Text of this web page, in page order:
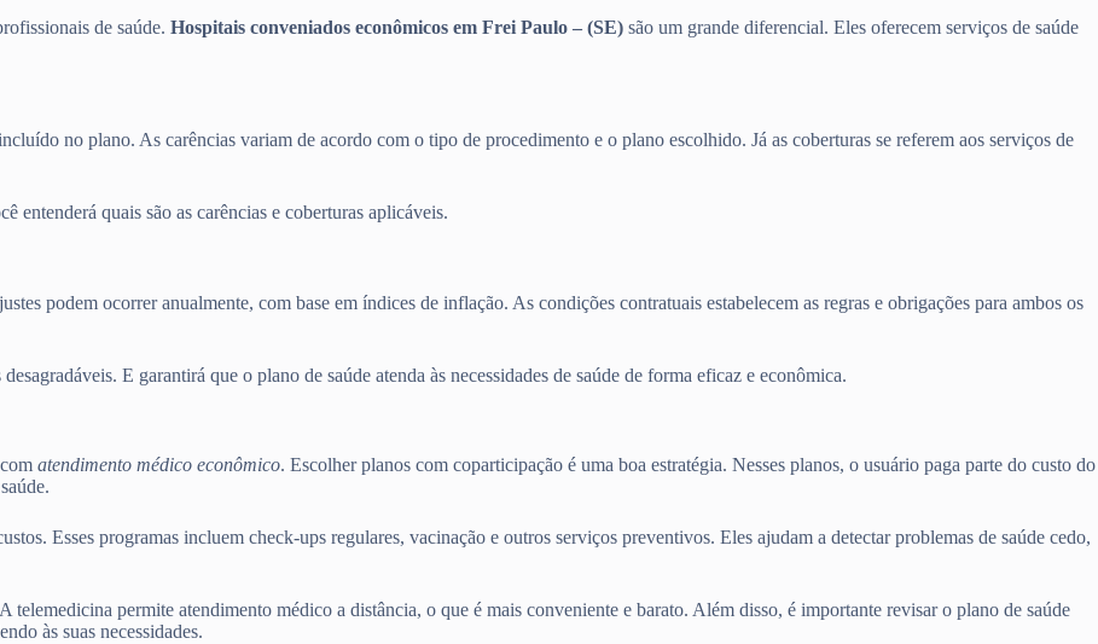
de saúde. Hospitais conveniados econômicos em Frei Paulo – (SE) são um grande diferencial. Eles oferecem serviços de saúde
no plano. As carências variam de acordo com o tipo de procedimento e o plano escolhido. Já as coberturas se referem aos serviços de
entenderá quais são as carências e coberturas aplicáveis.
podem ocorrer anualmente, com base em índices de inflação. As condições contratuais estabelecem as regras e obrigações para ambos os
E garantirá que o plano de saúde atenda às necessidades de saúde de forma eficaz e econômica.
atendimento médico econômico. Escolher planos com coparticipação é uma boa estratégia. Nesses planos, o usuário paga parte do custo do
Esses programas incluem check-ups regulares, vacinação e outros serviços preventivos. Eles ajudam a detectar problemas de saúde cedo,
telemedicina permite atendimento médico a distância, o que é mais conveniente e barato. Além disso, é importante revisar o plano de saúde
às suas necessidades.